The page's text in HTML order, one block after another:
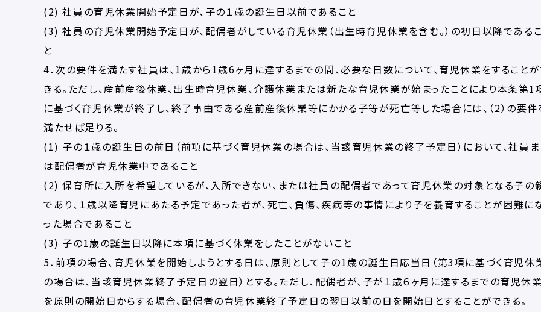
(2) 社員の育児休業開始予定日が、子の１歳の誕生日以前であること
(3) 社員の育児休業開始予定日が、配偶者がしている育児休業（出生時育児休業を含む。）の初日以降であるこ
と
4．次の要件を満たす社員は、1歳から1歳6ヶ月に達するまでの間、必要な日数について、育児休業をすることが
きる。ただし、産前産後休業、出生時育児休業、介護休業または新たな育児休業が始まったことにより本条第1
に基づく育児休業が終了し、終了事由である産前産後休業等にかかる子等が死亡等した場合には、（2）の要件
満たせば足りる。
(1) 子の１歳の誕生日の前日（前項に基づく育児休業の場合は、当該育児休業の終了予定日）において、社員
は配偶者が育児休業中であること
(2) 保育所に入所を希望しているが、入所できない、または社員の配偶者であって育児休業の対象となる子の
であり、１歳以降育児にあたる予定であった者が、死亡、負傷、疾病等の事情により子を養育することが困難に
った場合であること
(3) 子の1歳の誕生日以降に本項に基づく休業をしたことがないこと
5．前項の場合、育児休業を開始しようとする日は、原則として子の1歳の誕生日応当日（第3項に基づく育児休
の場合は、当該育児休業終了予定日の翌日）とする。ただし、配偶者が、子が１歳６ヶ月に達するまでの育児休業
を原則の開始日からする場合、配偶者の育児休業終了予定日の翌日以前の日を開始日とすることができる。